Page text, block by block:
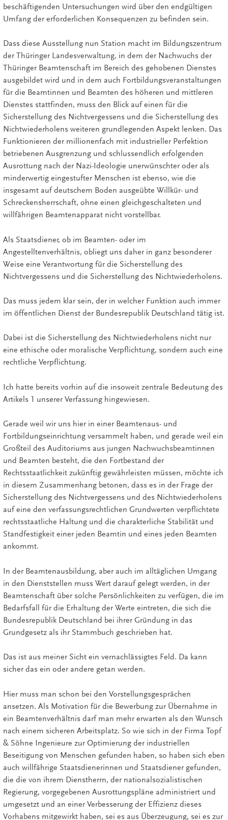
beschäftigenden Untersuchungen wird über den endgültigen
Umfang der erforderlichen Konsequenzen zu befinden sein.
Dass diese Ausstellung nun Station macht im Bildungszentrum
der Thüringer Landesverwaltung, in dem der Nachwuchs der
Thüringer Beamtenschaft im Bereich des gehobenen Dienstes
ausgebildet wird und in dem auch Fortbildungsveranstaltungen
für die Beamtinnen und Beamten des höheren und mittleren
Dienstes stattfinden, muss den Blick auf einen für die
Sicherstellung des Nichtvergessens und die Sicherstellung des
Nichtwiederholens weiteren grundlegenden Aspekt lenken. Das
Funktionieren der millionenfach mit industrieller Perfektion
betriebenen Ausgrenzung und schlussendlich erfolgenden
Ausrottung nach der Nazi-Ideologie unerwünschter oder als
minderwertig eingestufter Menschen ist ebenso, wie die
insgesamt auf deutschem Boden ausgeübte Willkür- und
Schreckensherrschaft, ohne einen gleichgeschalteten und
willfährigen Beamtenapparat nicht vorstellbar.
Als Staatsdiener, ob im Beamten- oder im
Angestelltenverhältnis, obliegt uns daher in ganz besonderer
Weise eine Verantwortung für die Sicherstellung des
Nichtvergessens und die Sicherstellung des Nichtwiederholens.
Das muss jedem klar sein, der in welcher Funktion auch immer
im öffentlichen Dienst der Bundesrepublik Deutschland tätig ist.
Dabei ist die Sicherstellung des Nichtwiederholens nicht nur
eine ethische oder moralische Verpflichtung, sondern auch eine
rechtliche Verpflichtung.
Ich hatte bereits vorhin auf die insoweit zentrale Bedeutung des
Artikels 1 unserer Verfassung hingewiesen.
Gerade weil wir uns hier in einer Beamtenaus- und
Fortbildungseinrichtung versammelt haben, und gerade weil ein
Großteil des Auditoriums aus jungen Nachwuchsbeamtinnen
und Beamten besteht, die den Fortbestand der
Rechtsstaatlichkeit zukünftig gewährleisten müssen, möchte ich
in diesem Zusammenhang betonen, dass es in der Frage der
Sicherstellung des Nichtvergessens und des Nichtwiederholens
auf eine den verfassungsrechtlichen Grundwerten verpflichtete
rechtsstaatliche Haltung und die charakterliche Stabilität und
Standfestigkeit einer jeden Beamtin und eines jeden Beamten
ankommt.
In der Beamtenausbildung, aber auch im alltäglichen Umgang
in den Dienststellen muss Wert darauf gelegt werden, in der
Beamtenschaft über solche Persönlichkeiten zu verfügen, die im
Bedarfsfall für die Erhaltung der Werte eintreten, die sich die
Bundesrepublik Deutschland bei ihrer Gründung in das
Grundgesetz als ihr Stammbuch geschrieben hat.
Das ist aus meiner Sicht ein vernachlässigtes Feld. Da kann
sicher das ein oder andere getan werden.
Hier muss man schon bei den Vorstellungsgesprächen
ansetzen. Als Motivation für die Bewerbung zur Übernahme in
ein Beamtenverhältnis darf man mehr erwarten als den Wunsch
nach einem sicheren Arbeitsplatz. So wie sich in der Firma Topf
& Söhne Ingenieure zur Optimierung der industriellen
Beseitigung von Menschen gefunden haben, so haben sich eben
auch willfährige Staatsdienerinnen und Staatsdiener gefunden,
die die von ihrem Dienstherrn, der nationalsozialistischen
Regierung, vorgegebenen Ausrottungspläne administriert und
umgesetzt und an einer Verbesserung der Effizienz dieses
Vorhabens mitgewirkt haben, sei es aus Überzeugung, sei es zur